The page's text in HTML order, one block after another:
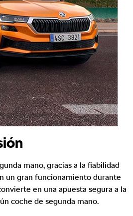
mano, gracias a la fiabilidad
un gran funcionamiento durante
en una apuesta segura a la
coche de segunda mano.